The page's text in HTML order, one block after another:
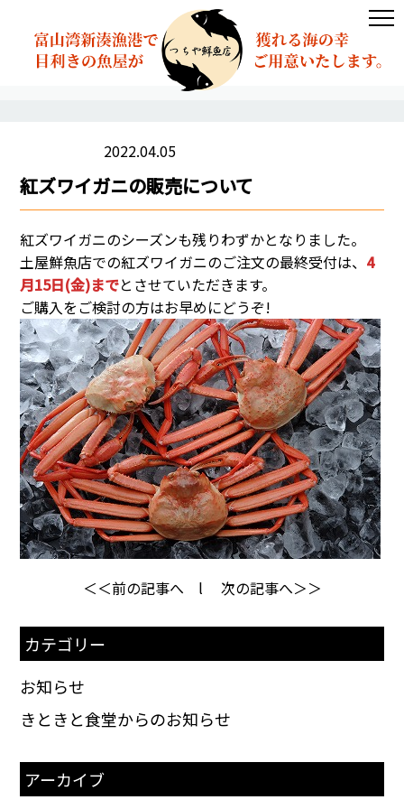
2022.04.05
紅ズワイガニの販売について
紅ズワイガニのシーズンも残りわずかとなりました。
土屋鮮魚店での紅ズワイガニのご注文の最終受付は、 4
月15日(金)までとさせていただきます。
ご購入をご検討の方はお早めにどうぞ!
＜＜前の記事へ l 次の記事へ＞＞
カテゴリー
お知らせ
きときと食堂からのお知らせ
アーカイブ